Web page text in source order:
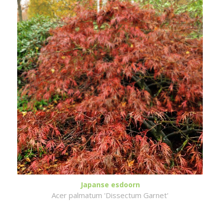
Japanse esdoorn
Acer palmatum 'Dissectum Garnet'